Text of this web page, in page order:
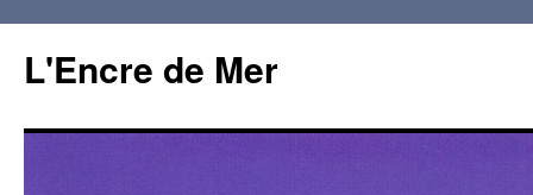
L'Encre de Mer